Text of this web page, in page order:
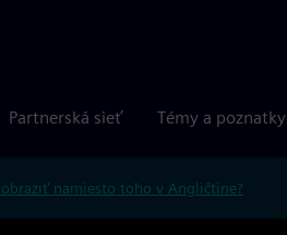
Partnerská sieť Témy a poznatky
namiesto toho v Angličtine?